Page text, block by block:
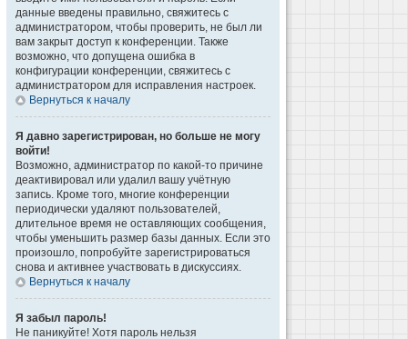
данные введены правильно, свяжитесь с
администратором, чтобы проверить, не был ли
вам закрыт доступ к конференции. Также
возможно, что допущена ошибка в
конфигурации конференции, свяжитесь с
администратором для исправления настроек.
Вернуться к началу
Я давно зарегистрирован, но больше не могу
войти!
Возможно, администратор по какой-то причине
деактивировал или удалил вашу учётную
запись. Кроме того, многие конференции
периодически удаляют пользователей,
длительное время не оставляющих сообщения,
чтобы уменьшить размер базы данных. Если это
произошло, попробуйте зарегистрироваться
снова и активнее участвовать в дискуссиях.
Вернуться к началу
Я забыл пароль!
Не паникуйте! Хотя пароль нельзя